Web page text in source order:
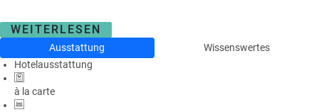
WEITERLESEN
Ausstattung
Wissenswertes
Hotelausstattung
à la carte